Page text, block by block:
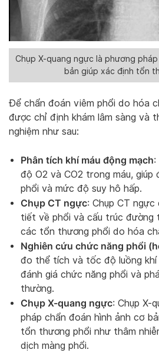
Chụp X-quang ngực là phương
bản giúp xác định tổn
Để chẩn đoán viêm phổi do hóa
được chỉ định khám lâm sàng và
nghiệm như sau:
Phân tích khí máu động mạch:
độ O2 và CO2 trong máu, giúp
phổi và mức độ suy hô hấp.
Chụp CT ngực: Chụp CT ngực
tiết về phổi và cấu trúc đường
các tổn thương phổi do hóa
Nghiên cứu chức năng phổi
đo thể tích và tốc độ luồng
đánh giá chức năng phổi và
thường.
Chụp X-quang ngực: Chụp X-
pháp chẩn đoán hình ảnh cơ
tổn thương phổi như thâm
dịch màng phổi.